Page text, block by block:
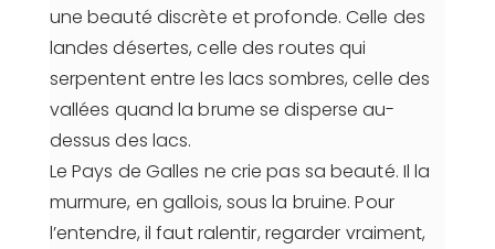
une beauté discrète et profonde. Celle des
landes désertes, celle des routes qui
serpentent entre les lacs sombres, celle des
vallées quand la brume se disperse au-
dessus des lacs.
Le Pays de Galles ne crie pas sa beauté. Il la
murmure, en gallois, sous la bruine. Pour
l’entendre, il faut ralentir, regarder vraiment,